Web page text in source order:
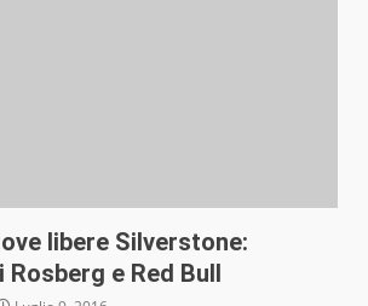
libere Silverstone:
Rosberg e Red Bull